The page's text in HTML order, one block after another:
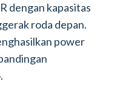
dengan kapasitas
roda depan.
power